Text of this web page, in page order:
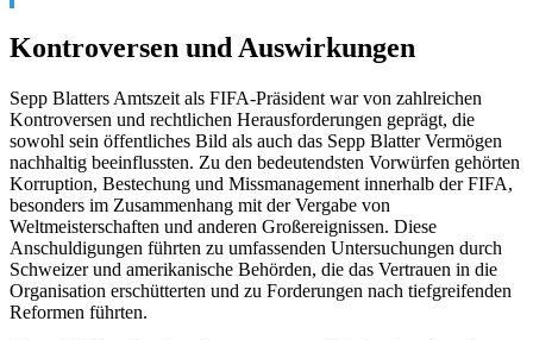
Kontroversen und Auswirkungen
Sepp Blatters Amtszeit als FIFA-Präsident war von zahlreichen
Kontroversen und rechtlichen Herausforderungen geprägt, die
sowohl sein öffentliches Bild als auch das Sepp Blatter Vermögen
nachhaltig beeinflussten. Zu den bedeutendsten Vorwürfen gehörten
Korruption, Bestechung und Missmanagement innerhalb der FIFA,
besonders im Zusammenhang mit der Vergabe von
Weltmeisterschaften und anderen Großereignissen. Diese
Anschuldigungen führten zu umfassenden Untersuchungen durch
Schweizer und amerikanische Behörden, die das Vertrauen in die
Organisation erschütterten und zu Forderungen nach tiefgreifenden
Reformen führten.